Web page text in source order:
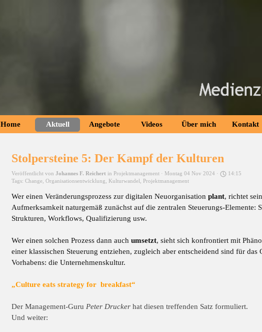
Home Aktuell Angebote Videos Über mich Kontakt
Stolpersteine 5: Der Kampf der Kulturen
Veröffentlicht von Johannes F. Reichert in Projektmanagement · Montag 04 Nov 2024 ·
14:15
Tags: Change Organisationsentwicklung Kulturwandel Projektmanagement
Wer einen Veränderungsprozess zur digitalen Neuorganisation plant, richtet
Aufmerksamkeit naturgemäß zunächst auf die zentralen Steuerungs-Elemente:
Strukturen, Workflows, Qualifizierung usw.
Wer einen solchen Prozess dann auch umsetzt, sieht sich konfrontiert mit
einer klassischen Steuerung entziehen, zugleich aber entscheidend sind für das
Vorhabens: die Unternehmenskultur.
„Culture eats strategy for breakfast“
Der Management-Guru Peter Drucker hat diesen treffenden Satz formuliert.
Und weiter: